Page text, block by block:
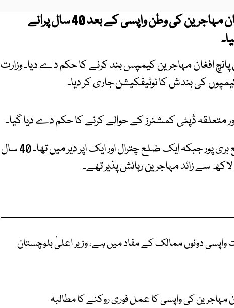
وفاقی حکومت نے افغان مہاجرین کی وطن واپسی کے بعد 40 سال پرانے
افغان مہاجرین کیمپس بند کرنے کا حکم دے دیا۔ وزارت
کی بندش کا نوٹیفکیشن جاری کر دیا۔
ڈپٹی کمشنرز کے حوالے کرنے کا حکم دے دیا گیا۔
بند کیے گئے کیمپس میں تین ضلع ہری پور جبکہ ایک ضلع چترال اور ایک اپر دیر میں تھا۔ 40 سال
واپسی دونوں ممالک کے مفاد میں ہے، وزیر اعلیٰ بلوچستان
مہاجرین کی واپسی کا عمل فوری روکنے کا مطالبہ